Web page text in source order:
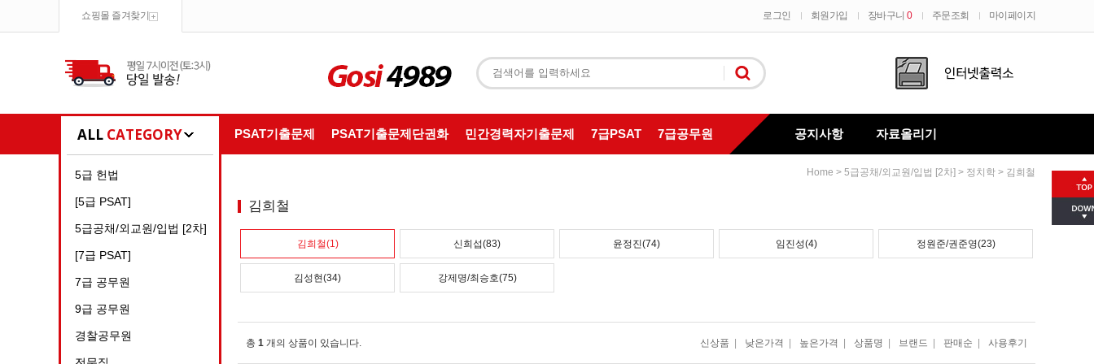
쇼핑몰 즐겨찾기 로그인 회원가입 장바구니 0 주문조회 마이페이지
ALL CATEGORY PSAT기출문제 PSAT기출문제단권화 민간경력자기출문제 7급PSAT 7급공무원 공지사항 자료올리기
질문과대답
5급 헌법
[5급 PSAT]
5급공채/외교원/입법 [2차]
[7급 PSAT]
7급 공무원
9급 공무원
경찰공무원
Home > 5급공채/외교원/입법 [2차] > 정치학 > 김희철
김희철
김희철(1) 신희섭(83) 윤정진(74) 임진성(4) 정원준/권준영(23)
김성현(34) 강제명/최승호(75)
총 1 개의 상품이 있습니다. 신상품 낮은가격 높은가격 상품명 브랜드 판매순 사용후기